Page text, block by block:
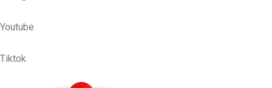
Youtube
Tiktok